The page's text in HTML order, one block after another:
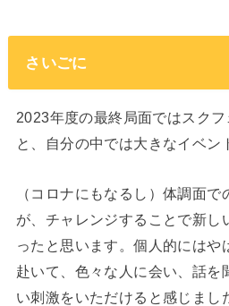
さいごに
2023年度の最終局面ではスク
と、自分の中では大きなイベン
（コロナにもなるし）体調面
が、チャレンジすることで新し
ったと思います。個人的にはや
赴いて、色々な人に会い、話を
い刺激をいただけると感じまし